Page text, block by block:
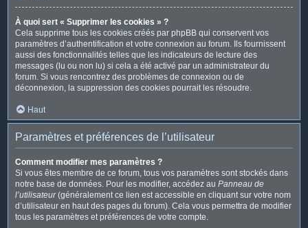
À quoi sert « Supprimer les cookies » ?
Cela supprime tous les cookies créés par phpBB qui conservent vos
paramètres d’authentification et votre connexion au forum. Ils fournissent
aussi des fonctionnalités telles que les indicateurs de lecture des
messages (lu ou non lu) si cela a été activé par un administrateur du
forum. Si vous rencontrez des problèmes de connexion ou de
déconnexion, la suppression des cookies pourrait les résoudre.
Haut
Paramètres et préférences de l’utilisateur
Comment modifier mes paramètres ?
Si vous êtes membre de ce forum, tous vos paramètres sont stockés dans
notre base de données. Pour les modifier, accédez au Panneau de
l’utilisateur(généralement ce lien est accessible en cliquant sur votre nom
d’utilisateur en haut des pages du forum). Cela vous permettra de modifier
tous les paramètres et préférences de votre compte.